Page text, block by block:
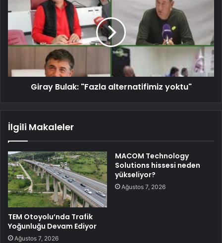
Giray Bulak: "Fazla alternatifimiz yoktu"
İlgili Makaleler
TEM Otoyolu’nda Trafik
Yoğunluğu Devam Ediyor
Ağustos 7, 2026
MACOM Technology
Solutions hissesi neden
yükseliyor?
Ağustos 7, 2026